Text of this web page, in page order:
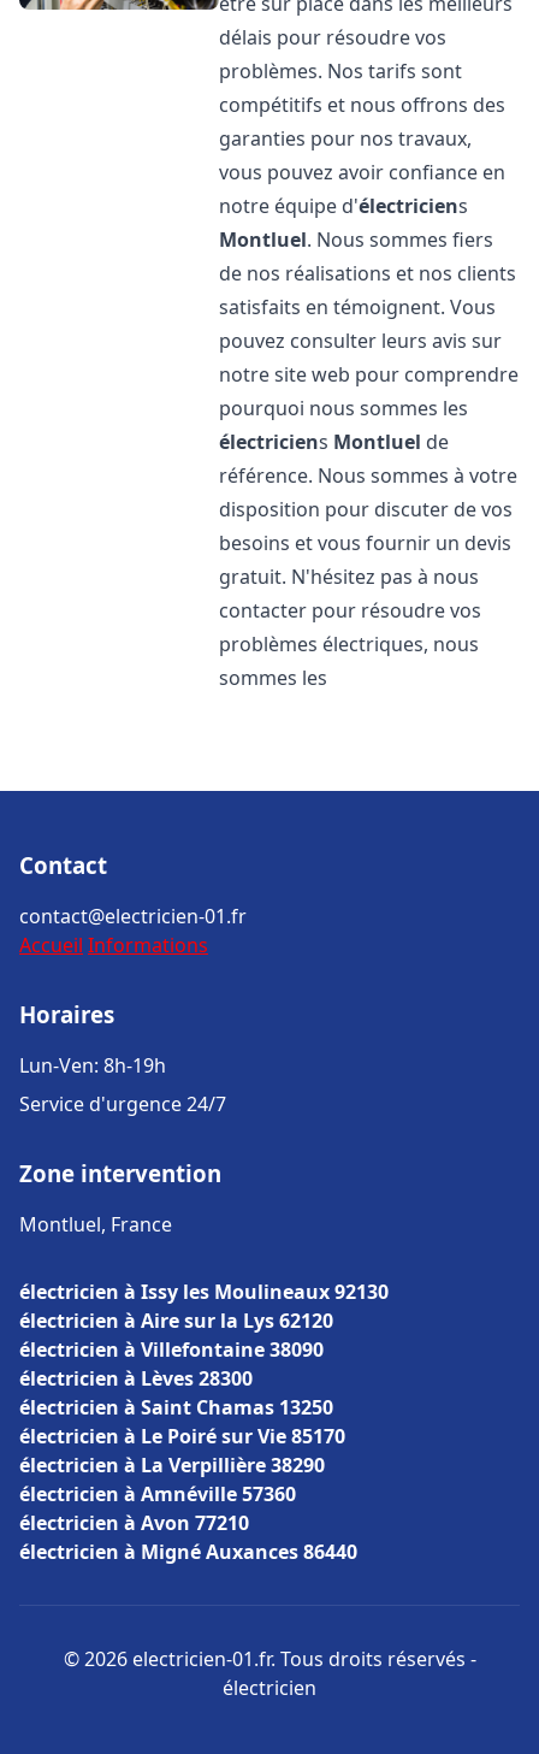
délais pour résoudre vos
problèmes. Nos tarifs sont
compétitifs et nous offrons des
garanties pour nos travaux,
vous pouvez avoir confiance en
notre équipe d'électriciens
Montluel. Nous sommes fiers
de nos réalisations et nos clients
satisfaits en témoignent. Vous
pouvez consulter leurs avis sur
notre site web pour comprendre
pourquoi nous sommes les
électriciens Montluel de
référence. Nous sommes à votre
disposition pour discuter de vos
besoins et vous fournir un devis
gratuit. N'hésitez pas à nous
contacter pour résoudre vos
problèmes électriques, nous
sommes les
Contact
contact@electricien-01.fr
Accueil Informations
Horaires
Lun-Ven: 8h-19h
Service d'urgence 24/7
Zone intervention
Montluel, France
électricien à Issy les Moulineaux 92130
électricien à Aire sur la Lys 62120
électricien à Villefontaine 38090
électricien à Lèves 28300
électricien à Saint Chamas 13250
électricien à Le Poiré sur Vie 85170
électricien à La Verpillière 38290
électricien à Amnéville 57360
électricien à Avon 77210
électricien à Migné Auxances 86440
© 2026 electricien-01.fr. Tous droits réservés -
électricien